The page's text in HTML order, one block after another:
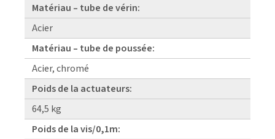
Matériau – tube de vérin:
Acier
Matériau – tube de poussée:
Acier, chromé
Poids de la actuateurs:
64,5 kg
Poids de la vis/0,1m: